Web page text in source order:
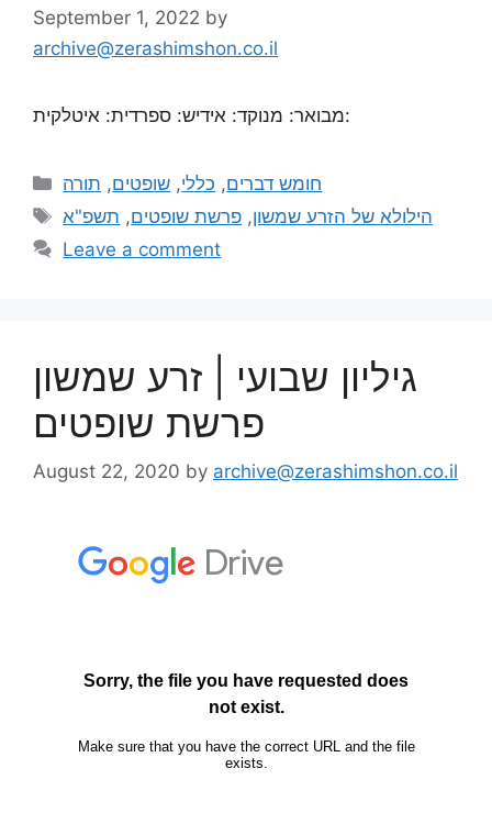
September 1, 2022 by
archive@zerashimshon.co.il
מבואר: מנוקד: אידיש: ספרדית: איטלקית:
חומש דברים, כללי, שופטים, תורה
הילולא של הזרע שמשון, פרשת שופטים, תשפ"א
Leave a comment
גיליון שבועי | זרע שמשון
פרשת שופטים
August 22, 2020 by archive@zerashimshon.co.il